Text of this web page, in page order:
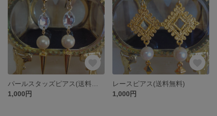
1,000円
レースピアス(送料無料)
1,000円